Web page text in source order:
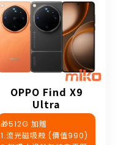
OPPO Find X9
Ultra
🎁512G 加贈
1.流光磁吸殼 (價值990)